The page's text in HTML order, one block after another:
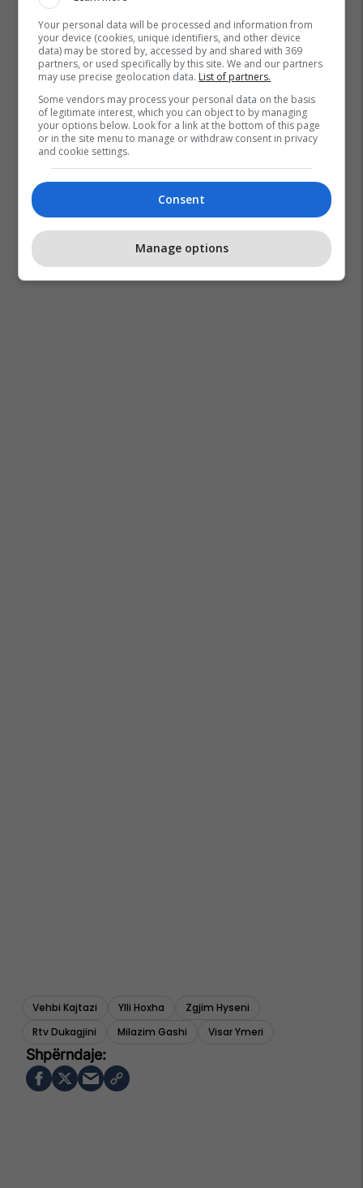
Vehbi Kajtazi Ylli Hoxha
Zgjim Hyseni
Rtv Dukagjini
Milazim Gashi Visar Ymeri
Your personal data will be processed and information from
your device (cookies, unique identifiers, and other device
data) may be stored by, accessed by and shared with 369
partners, or used specifically by this site. We and our partners
may use precise geolocation data. List of partners.
Some vendors may process your personal data on the basis
of legitimate interest, which you can object to by managing
your options below. Look for a link at the bottom of this page
or in the site menu to manage or withdraw consent in privacy
and cookie settings.
Consent
Manage options